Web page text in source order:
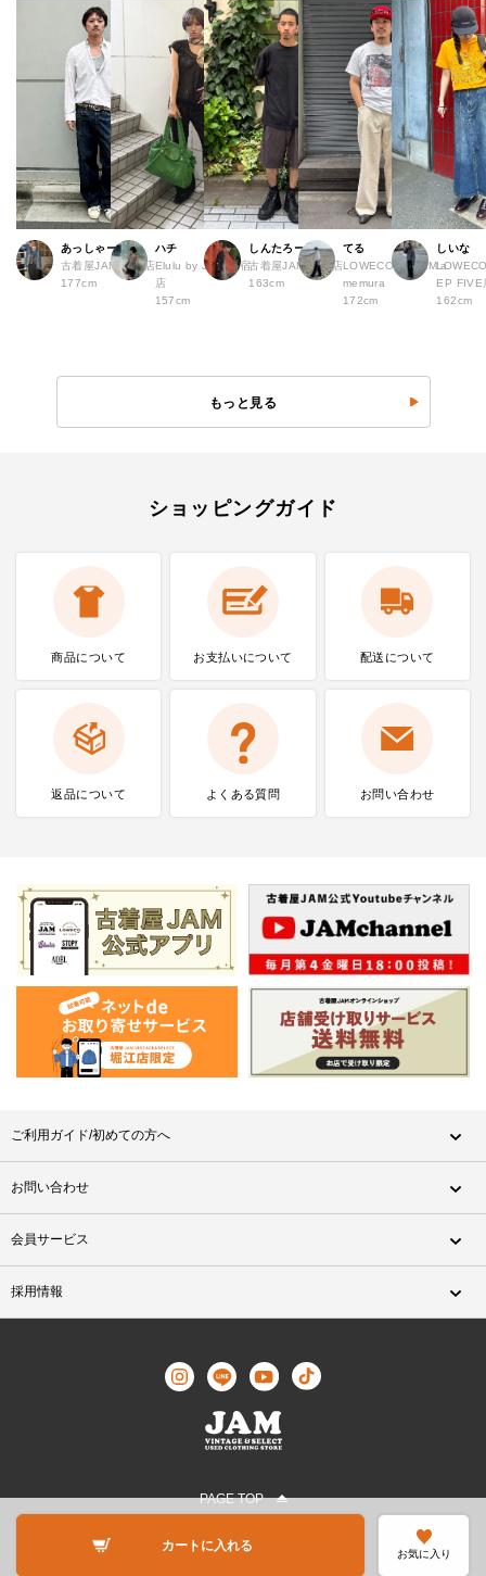
お気に入り
カートに入れる
あっしゃー
古着屋JAM 原宿店
177cm
ハチ
Elulu by JAM 原宿
店
157cm
しんたろー
古着屋JAM 仙台店
163cm
てる
LOWECO by JAM a
memura
172cm
しいな
EP
162cm
もっと見る
ショッピングガイド
商品について お支払いについて 配送について
返品について よくある質問 お問い合わせ
ご利用ガイド/初めての方へ
お問い合わせ
会員サービス
採用情報
PAGE TOP